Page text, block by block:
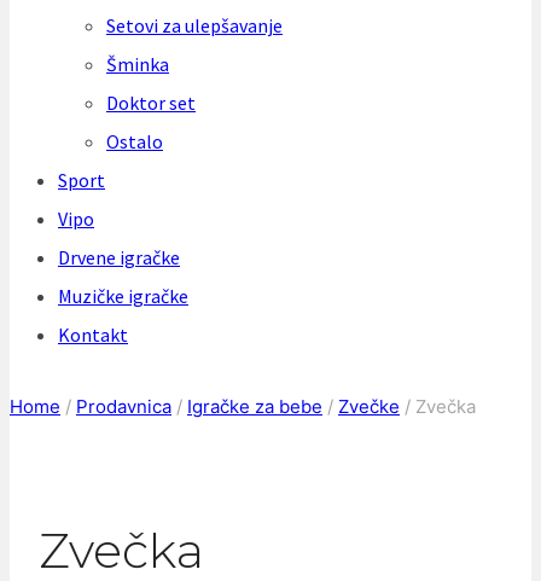
Setovi za ulepšavanje
Šminka
Doktor set
Ostalo
Sport
Vipo
Drvene igračke
Muzičke igračke
Kontakt
Home / Prodavnica / Igračke za bebe / Zvečke / Zvečka
Zvečka